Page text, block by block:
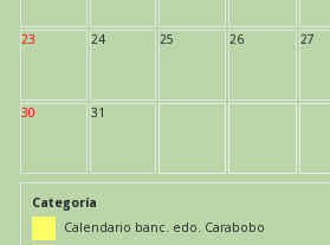
23 24 25 26 27
30 31
Categoría
Calendario banc. edo. Carabobo